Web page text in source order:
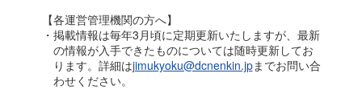
【各運営管理機関の方へ】
・掲載情報は毎年3月頃に定期更新いたしますが、最新
の情報が入手できたものについては随時更新してお
ります。詳細はjimukyoku@dcnenkin.jpまでお問い合
わせください。